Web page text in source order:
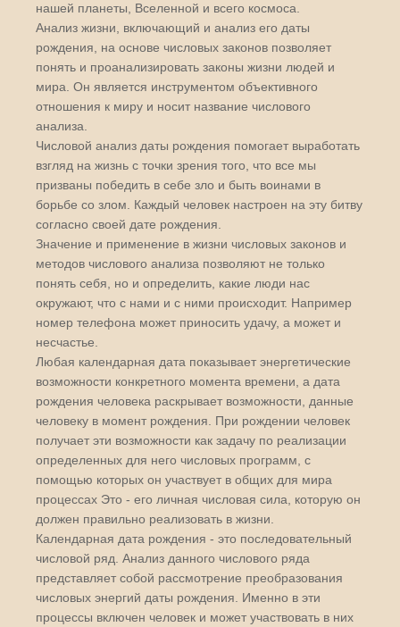
нашей планеты, Вселенной и всего космоса.
Анализ жизни, включающий и анализ его даты
рождения, на основе числовых законов позволяет
понять и проанализировать законы жизни людей и
мира. Он является инструментом объективного
отношения к миру и носит название числового
анализа.
Числовой анализ даты рождения помогает выработать
взгляд на жизнь с точки зрения того, что все мы
призваны победить в себе зло и быть воинами в
борьбе со злом. Каждый человек настроен на эту битву
согласно своей дате рождения.
Значение и применение в жизни числовых законов и
методов числового анализа позволяют не только
понять себя, но и определить, какие люди нас
окружают, что с нами и с ними происходит. Например
номер телефона может приносить удачу, а может и
несчастье.
Любая календарная дата показывает энергетические
возможности конкретного момента времени, а дата
рождения человека раскрывает возможности, данные
человеку в момент рождения. При рождении человек
получает эти возможности как задачу по реализации
определенных для него числовых программ, с
помощью которых он участвует в общих для мира
процессах Это - его личная числовая сила, которую он
должен правильно реализовать в жизни.
Календарная дата рождения - это последовательный
числовой ряд. Анализ данного числового ряда
представляет собой рассмотрение преобразования
числовых энергий даты рождения. Именно в эти
процессы включен человек и может участвовать в них